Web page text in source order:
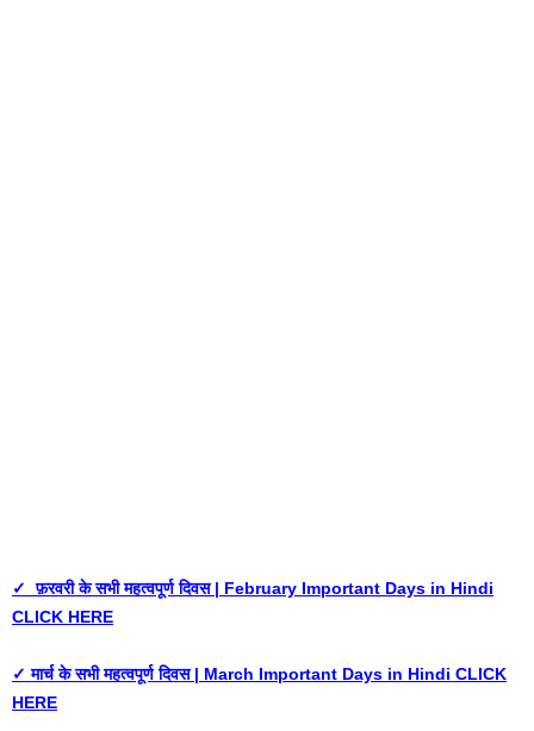
✓ फ़रवरी के सभी महत्वपूर्ण दिवस | February Important Days in Hindi
CLICK HERE
✓ मार्च के सभी महत्वपूर्ण दिवस | March Important Days in Hindi CLICK
HERE